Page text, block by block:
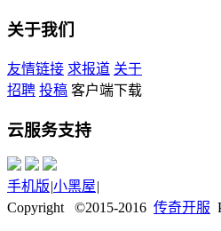
关于我们
友情链接 求报道 关于
招聘 投稿 客户端下载
云服务支持
手机版|小黑屋|
Copyright ©2015-2016 传奇开服